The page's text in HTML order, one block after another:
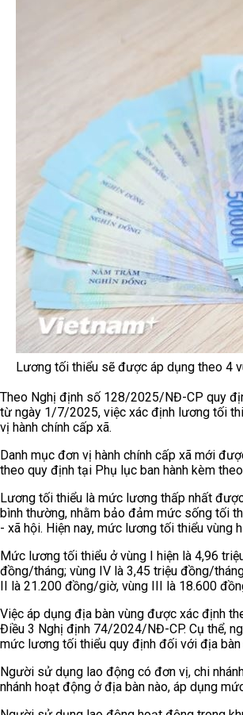
Lương tối thiểu sẽ được áp dụng theo 4
Theo Nghị định số 128/2025/NĐ-CP quy
từ ngày 1/7/2025, việc xác định lương tối
vị hành chính cấp xã.
Danh mục đơn vị hành chính cấp xã mới
theo quy định tại Phụ lục ban hành kèm
Lương tối thiểu là mức lương thấp nhất
bình thường, nhằm bảo đảm mức sống tối
- xã hội. Hiện nay, mức lương tối thiểu
Mức lương tối thiểu ở vùng I hiện là 4,96
đồng/tháng; vùng IV là 3,45 triệu đồng/
II là 21.200 đồng/giờ, vùng III là 18.600
Việc áp dụng địa bàn vùng được xác định
Điều 3 Nghị định 74/2024/NĐ-CP. Cụ thể,
mức lương tối thiểu quy định đối với địa bàn
Người sử dụng lao động có đơn vị, chi
nhánh hoạt động ở địa bàn nào, áp dụng